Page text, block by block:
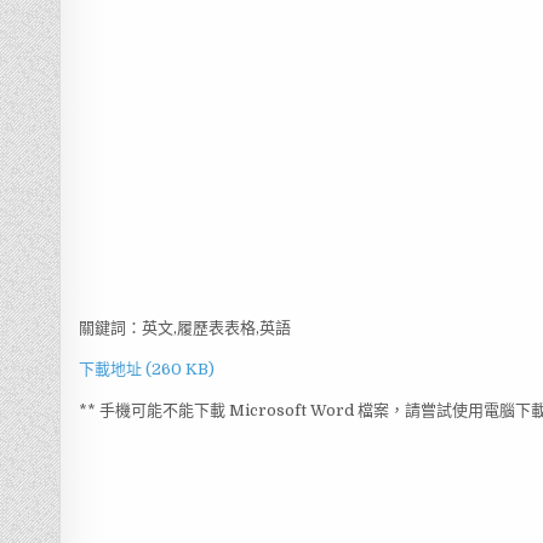
關鍵詞：英文,履歷表表格,英語
下載地址 (260 KB)
** 手機可能不能下載 Microsoft Word 檔案，請嘗試使用電腦下